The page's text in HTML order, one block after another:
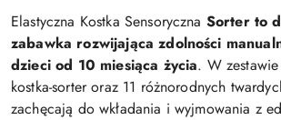
Elastyczna Kostka Sensoryczna Sorter to
zabawka rozwijająca zdolności
dzieci od 10 miesiąca życia. W
kostka-sorter oraz 11 różnorodnych
zachęcają do wkładania i wyjmowania z